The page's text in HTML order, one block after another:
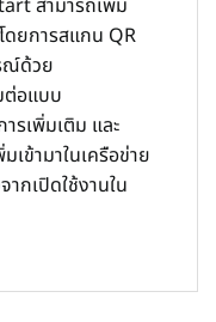
ดยการสแกน QR
ณ์ด้วย
ต่อแบบ
รเพิ่มเติม และ
ข้ามาในเครือข่าย
กเปิดใช้งานใน